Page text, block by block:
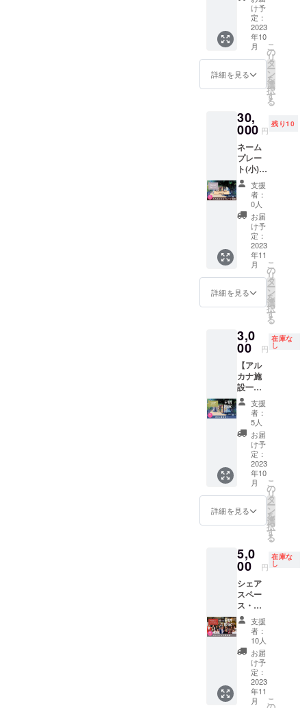
いたし
ます。
※有効期
限は
2023年
ら1年間
です。
※このリ
は、共
有ス
ペース
の利用
権利で
あり、
不動産
取引で
はあり
ませ
ん。
ページ
よりご
確認く
ださ
い。
https://
arcana-
co.spac
ご利用
です。
の際に
は公式
ライン
より事
前のご
予約を
お願い
いたし
ます。
※有効期
限は
2023年
ら1年間
です。
※このリ
は、共
有ス
ペース
の利用
権利で
あり、
不動産
取引で
はあり
ませ
ん。
のバ
ナー・
リンク
を掲載
させて
いただ
きま
をPRで
きま
す。
https://
arcana-
co.spac
e/ ※掲載
内容は
メー
ル・公
式ライ
ンにて
打合せ
させて
いただ
きま
す。 ※
企業イ
メージ
が相違
する場
合等、
掲載を
お断り
させて
いただ
く場合
があり
ます。
お断り
させて
いただ
合にお
いても
かねま
す。 ※
掲載期
間は
2023年
10月か
ら1年間
です。
ルカ
ナ」の
企業ス
ポン
サーに
なれる
権利で
す。 HP
内にあ
ページ
にて、
企業ス
ポン
サーと
して企
業名、
企業の
ホーム
ページ
のバ
ナー・
リンク
を掲載
させて
いただ
きま
をPRで
きま
す。
https://
arcana-
co.spac
e/ ※掲載
内容は
メー
ル・公
式ライ
ンにて
打合せ
させて
いただ
きま
す。 ※
企業イ
メージ
する場
合等、
掲載を
お断り
させて
いただ
く場合
があり
ます。
お断り
させて
け予
定：
2023
年10
月
詳細を見る
こ
の
リ
タ
ー
ン
を
選
択
す
る
30,
000 円
残り10
ネーム
プレー
ト(小)
改修し
た入り
口に設
置
60mm×
15mm
のあな
たの名
前を彫
刻した
オリジ
ナル
ネーム
トを改
修した
アルカ
ナ施設
入り口
に掲示
しま
す。 ※
支援
時、必
ず備考
欄に記
載を希
望され
るお名
前をご
記入く
支援
者：
0人
お届
け予
定：
2023
年11
月
詳細を見る
こ
の
リ
タ
ー
ン
を
選
択
す
る
3,0
00 円
在庫な
し
【アル
カナ施
設一棟
を貸切
（終
日！）
】 朝6
時から
24時ま
で、最
大18時
間 通常
8,000円
のとこ
ろ、
5,000円
す。 ・
イベン
トを開
きたい
・仲間
だけで
楽しみ
たい ・
作品を
観ても
らいた
い 使い
方はあ
なた次
第で
支援
者：
5人
お届
け予
定：
2023
年10
月
詳細を見る
こ
の
リ
タ
ー
ン
を
選
択
す
る
5,0
00 円
在庫な
し
シェア
スペー
ス・ア
ルカナ
オー
ナー
yoshiki
とのオ
ンライ
ン飲み
11/23（
支援
者：
10人
お届
け予
定：
2023
年11
月
こ